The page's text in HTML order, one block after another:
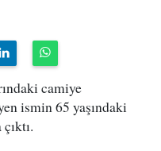
camiye
ismin 65 yaşındaki